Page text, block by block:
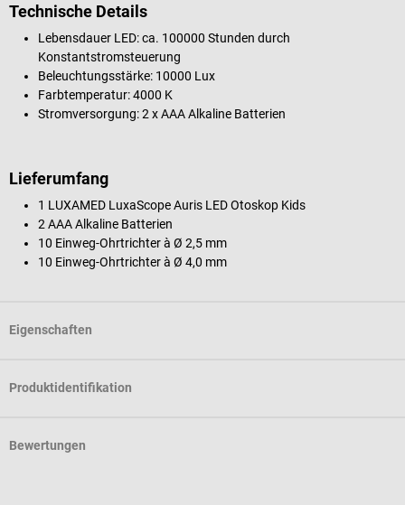
Technische Details
Lebensdauer LED: ca. 100000 Stunden durch
Konstantstromsteuerung
Beleuchtungsstärke: 10000 Lux
Farbtemperatur: 4000 K
Stromversorgung: 2 x AAA Alkaline Batterien
Lieferumfang
1 LUXAMED LuxaScope Auris LED Otoskop Kids
2 AAA Alkaline Batterien
10 Einweg-Ohrtrichter à Ø 2,5 mm
10 Einweg-Ohrtrichter à Ø 4,0 mm
Eigenschaften
Produktidentifikation
Bewertungen